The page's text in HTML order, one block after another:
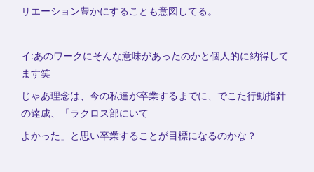
リエーション豊かにすることも意図してる。
イ:あのワークにそんな意味があったのかと個人的に納得して
ます笑
じゃあ理念は、今の私達が卒業するまでに、でこた行動指針
の達成、「ラクロス部にいて
よかった」と思い卒業することが目標になるのかな？